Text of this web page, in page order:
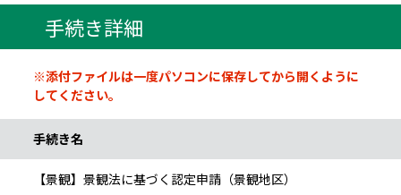
手続き詳細
手続き情報
※添付ファイルは一度パソコンに保存してから開くように
してください。
手続き名
【景観】景観法に基づく認定申請（景観地区）